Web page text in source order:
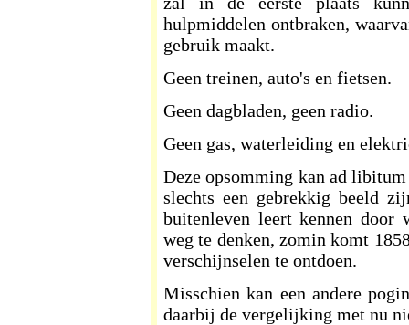
hulpmiddelen ontbraken,
gebruik maakt.
Geen treinen, auto's en fietsen.
Geen dagbladen, geen radio.
Geen gas, waterleiding en
Deze opsomming kan ad
slechts een gebrekkig beeld
buitenleven leert kennen door
weg te denken, zomin komt
verschijnselen te ontdoen.
Misschien kan een andere
daarbij de vergelijking met nu